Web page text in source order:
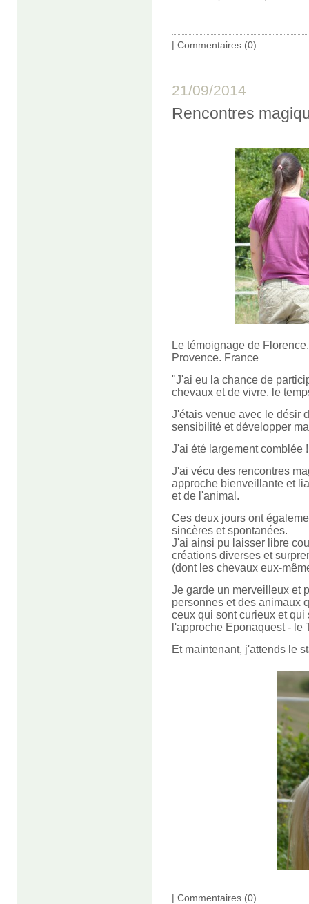
| Commentaires (0)
21/09/2014
Rencontres
Le témoignage de
Provence. France
"J'ai eu la chance de
chevaux et de vivre, le
J'étais venue avec le désir
sensibilité et développer
J'ai été largement comblée !
J'ai vécu des rencontres
approche bienveillante et
et de l'animal.
Ces deux jours ont
sincères et spontanées.
J'ai ainsi pu laisser libre
créations diverses et
(dont les chevaux eux-
Je garde un merveilleux et
personnes et des animaux
ceux qui sont curieux et
l'approche Eponaquest - le
Et maintenant, j'attends le
| Commentaires (0)